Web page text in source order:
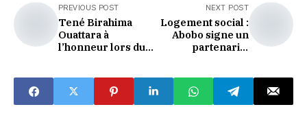
PREVIOUS POST
Tené Birahima
Ouattara à
l’honneur lors du
NEXT POST
Logement social :
Abobo signe un
partenariat